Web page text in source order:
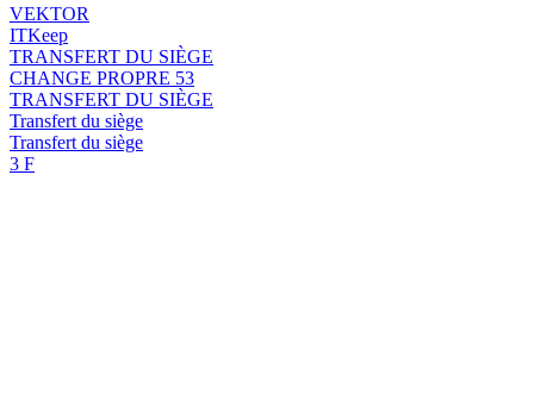
VEKTOR
ITKeep
TRANSFERT DU SIÈGE
CHANGE PROPRE 53
TRANSFERT DU SIÈGE
Transfert du siège
Transfert du siège
3 F